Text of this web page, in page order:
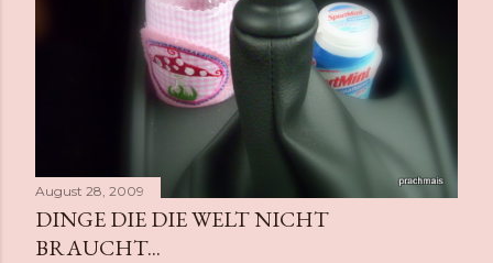
August 28, 2009
DINGE DIE DIE WELT NICHT
BRAUCHT...